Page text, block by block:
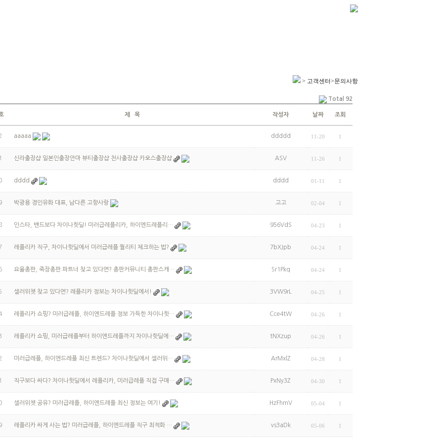
> 고객센터>문의사항
Total 92
제 목 작성자 날짜 조회
aaaaa ddddd 11-20 1
신라출장샵 일본인출장안마 뷰티출장샵 천사출장샵 카오스출장샵 ASV 11-26 1
dddd dddd 01-11 1
박광용 경인유화 대표, 남다른 고향사랑 고고 02-04 1
인스타, 밴드보다 차이나핫딜! 미러급레플리카, 하이엔드레플리… 956VdS 04-23 1
레플리카 직구, 차이나핫딜에서 미러급레플 퀄리티 체크하는 법? 7bXJpb 04-24 1
요율총판, 죽장총판 파트너 찾고 있다면? 총판커뮤니티 총판스캐… Sr1Pkq 04-24 1
셀러위챗 찾고 있다면? 레플리카 정보는 차이나핫딜에서! 3VW9rL 04-25 1
레플리카 쇼핑? 미러급레플, 하이엔드레플 정보 가득한 차이나핫… Cce4tW 04-26 1
레플리카 쇼핑, 미러급레플부터 하이엔드레플까지 차이나핫딜에… tNXzup 04-26 1
미러급레플, 하이엔드레플 최신 트렌드? 차이나핫딜에서 셀러위… ArMxlZ 04-28 1
직구보다 싸다? 차이나핫딜에서 레플리카, 미러급레플 직접 구매… PxNy3Z 04-30 1
셀러위챗 공유? 미러급레플, 하이엔드레플 최신 정보는 여기! HzFhmV 05-04 1
레플리카 싸게 사는 법? 미러급레플, 하이엔드레플 직구 최적화 … vs3aDk 05-06 1